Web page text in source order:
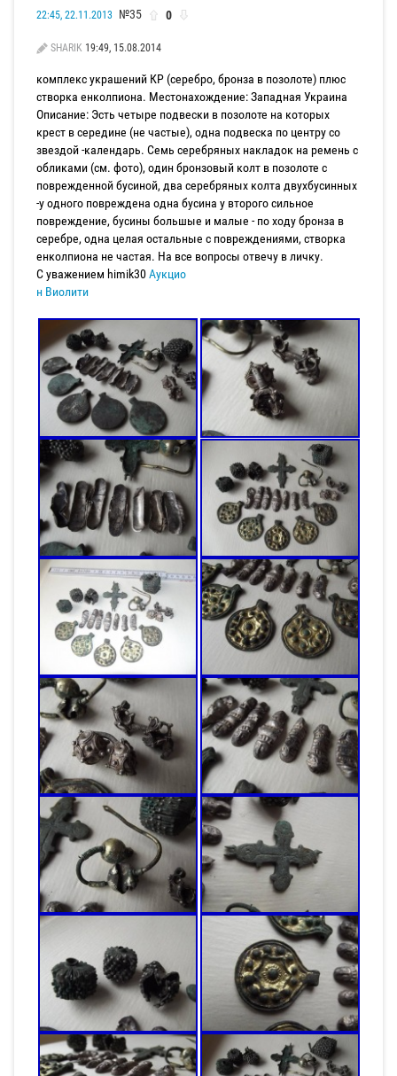
22:45, 22.11.2013 №35 0
SHARIK 19:49, 15.08.2014
комплекс украшений КР (серебро, бронза в позолоте) плюс
створка енколпиона. Местонахождение: Западная Украина
Описание: Эсть четыре подвески в позолоте на которых
крест в середине (не частые), одна подвеска по центру со
звездой -календарь. Семь серебряных накладок на ремень с
обликами (см. фото), один бронзовый колт в позолоте с
поврежденной бусиной, два серебряных колта двухбусинных
-у одного повреждена одна бусина у второго сильное
повреждение, бусины большые и малые - по ходу бронза в
серебре, одна целая остальные с повреждениями, створка
енколпиона не частая. На все вопросы отвечу в личку.
С уважением himik30Аукцио
н Виолити